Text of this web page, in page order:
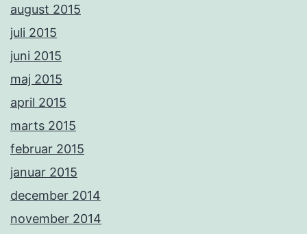
august 2015
juli 2015
juni 2015
maj 2015
april 2015
marts 2015
februar 2015
januar 2015
december 2014
november 2014